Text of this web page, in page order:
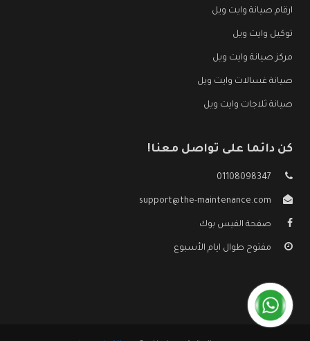
ارقام صيانة وايت ويل
توكيل وايت ويل
مركز صيانة وايت ويل
صيانة غسالات وايت ويل
صيانة ثلاجات وايت ويل
كن دائما على تواصل معنا!
01108098347
support@the-maintenance.com
صفحة الفيس بوك
مفتوح طوال ايام الأسبوع